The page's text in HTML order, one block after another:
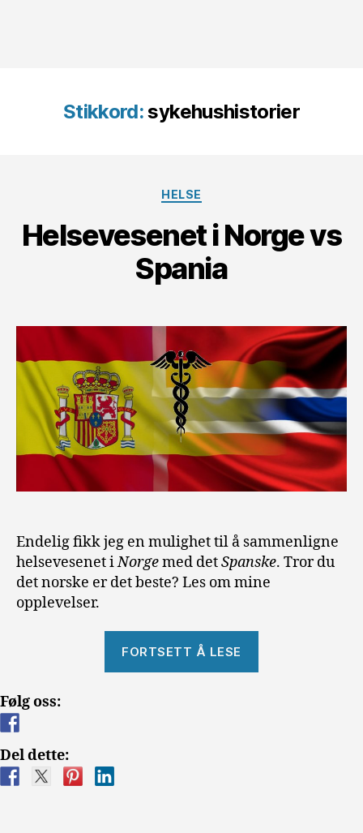
Stikkord:sykehushistorier
Kategorier
HELSE
Helsevesenet i Norge vs
Spania
Endelig fikk jeg en mulighet til å sammenligne
helsevesenet iNorgemed detSpanske. Tror du
det norske er det beste? Les om mine
opplevelser.
FORTSETT Å LESE
Følg oss:
Del dette: